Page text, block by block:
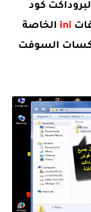
كود
ini الخاصة
السوفت